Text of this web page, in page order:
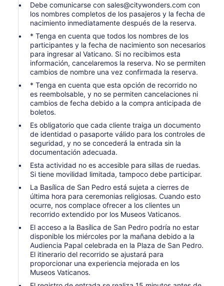
Debe comunicarse con sales@citywonders.com con
los nombres completos de los pasajeros y la fecha de
nacimiento inmediatamente después de la reserva.
* Tenga en cuenta que todos los nombres de los
participantes y la fecha de nacimiento son necesarios
para ingresar al Vaticano. Si no recibimos esta
información, cancelaremos la reserva. No se permiten
cambios de nombre una vez confirmada la reserva.
* Tenga en cuenta que esta opción de recorrido no
es reembolsable, y no se permiten cancelaciones ni
cambios de fecha debido a la compra anticipada de
boletos.
Es obligatorio que cada cliente traiga un documento
de identidad o pasaporte válido para los controles de
seguridad, y no se concederá la entrada sin la
documentación adecuada.
Esta actividad no es accesible para sillas de ruedas.
Si tiene movilidad limitada, tampoco debe participar.
La Basílica de San Pedro está sujeta a cierres de
última hora para ceremonias religiosas. Cuando esto
ocurre, nos complace ofrecer a los clientes un
recorrido extendido por los Museos Vaticanos.
El acceso a la Basílica de San Pedro podría no estar
disponible los miércoles por la mañana debido a la
Audiencia Papal celebrada en la Plaza de San Pedro.
El itinerario del recorrido se ajustará para
proporcionar una experiencia mejorada en los
Museos Vaticanos.